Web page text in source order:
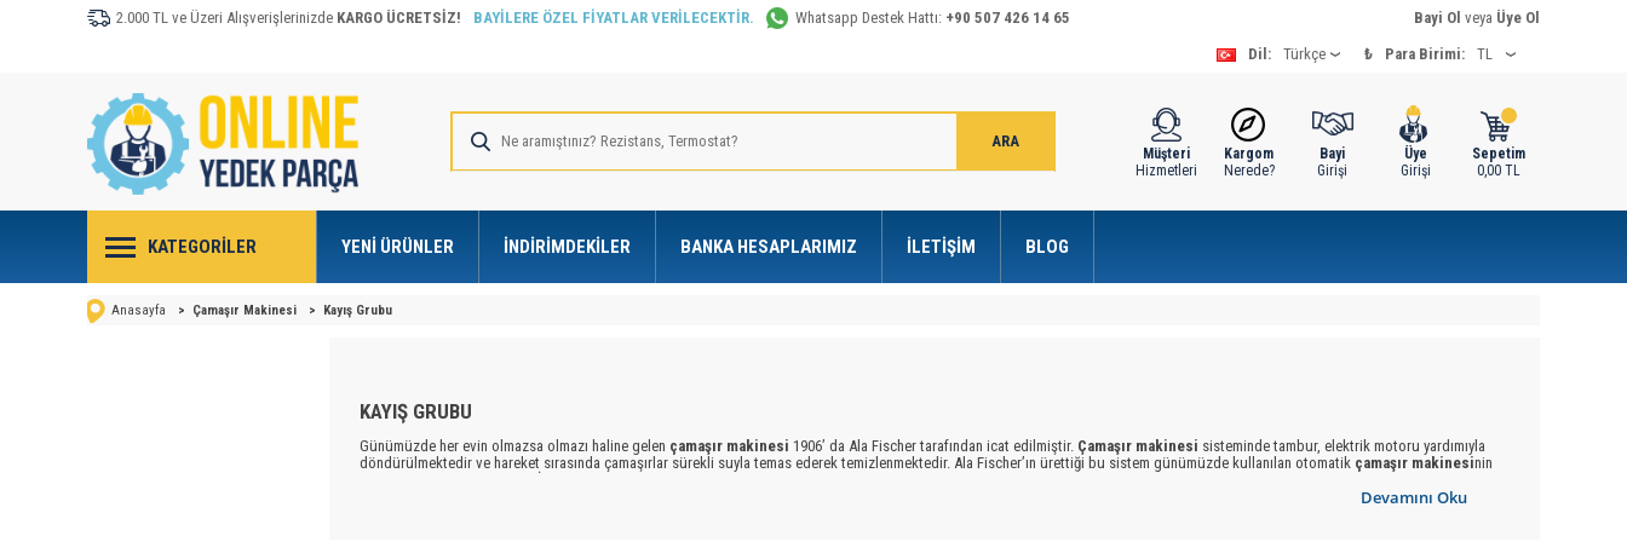
2.000 TL ve Üzeri Alışverişlerinizde KARGO ÜCRETSİZ! BAYİLERE ÖZEL FİYATLAR VERİLECEKTİR. Whatsapp Destek Hattı: +90 507 426 14 65 Bayi Ol veya Üye Ol
Dil:
₺ Para Birimi:
Sepetim
0,00TL
Üye
Girişi
Bayi
Girişi
Kargom
Nerede?
Müşteri
Hizmetleri
KATEGORILER YENI ÜRÜNLER İNDIRIMDEKILER BANKA HESAPLARIMIZ İLETIŞIM BLOG
Anasayfa > Çamaşır Makinesi > Kayış Grubu
Devamını Oku
KAYIŞ GRUBU
Günümüzde her evin olmazsa olmazı haline gelen çamaşır makinesi 1906’ da Ala Fischer tarafından icat edilmiştir. Çamaşır makinesi sisteminde tambur, elektrik motoru yardımıyla
döndürülmektedir ve hareket sırasında çamaşırlar sürekli suyla temas ederek temizlenmektedir. Ala Fischer’ın ürettiği bu sistem günümüzde kullanılan otomatik çamaşır makinesinin
nin varoluşu ile şimdi günümüzde ev